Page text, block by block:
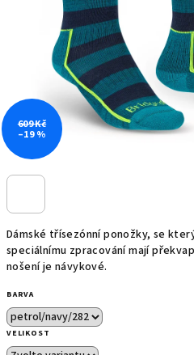
Dámské třísezónní ponožky, se
speciálnímu zpracování mají
nošení je návykové.
BARVA
VELIKOST
609 Kč
–19 %